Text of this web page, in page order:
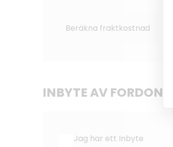
Beräkna fraktkostnad
INBYTE AV FORDON
Jag har ett Inbyte